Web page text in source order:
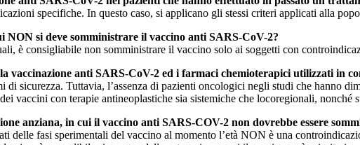
specifiche. In questo caso, si applicano gli stessi criteri applicati alla
NON si deve somministrare il vaccino anti SARS-CoV-2?
è consigliabile non somministrare il vaccino solo ai soggetti con
vaccinazione anti SARS-CoV-2 ed i farmaci chemioterapici utilizzati in
di sicurezza. Tuttavia, l’assenza di pazienti oncologici negli studi che hanno
vaccini con terapie antineoplastiche sia sistemiche che locoregionali,
anziana, in cui il vaccino anti SARS-COV-2 non dovrebbe essere
delle fasi sperimentali del vaccino al momento l’età NON è una